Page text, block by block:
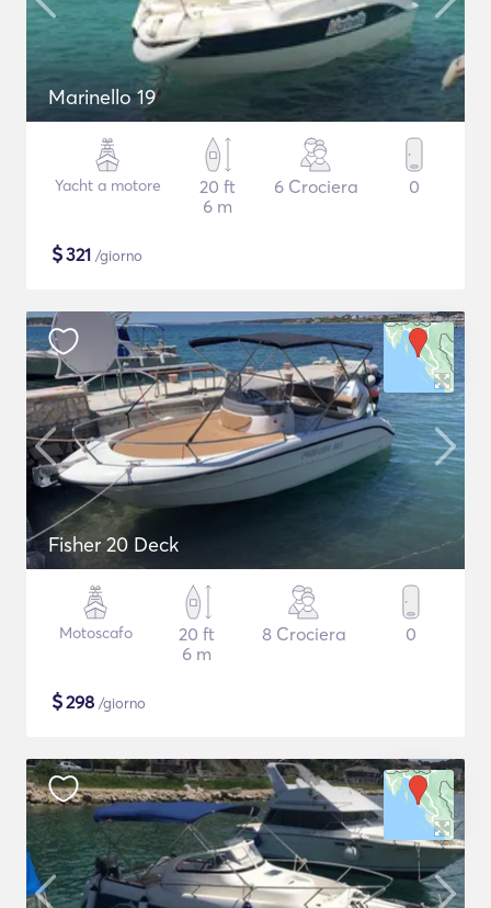
Marinello 19
Yacht a motore
20 ft
6 m
6 Crociera 0
$321 /giorno
Fisher 20 Deck
Motoscafo
20 ft
6 m
8 Crociera 0
$298 /giorno